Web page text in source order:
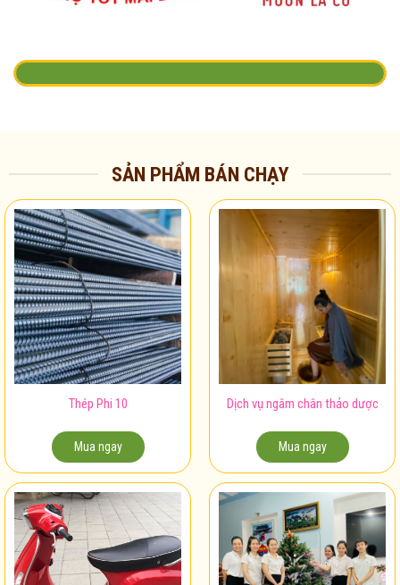
SẢN PHẨM BÁN CHẠY
Thép Phi 10
Mua ngay
Dịch vụ ngâm chân thảo dược
Mua ngay